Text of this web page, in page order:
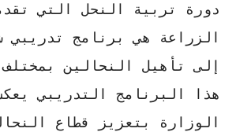
دورة تربية النحل التي
الزراعة هي برنامج تدريبي
إلى تأهيل النحالين
هذا البرنامج التدريبي
الوزارة بتعزيز قطاع